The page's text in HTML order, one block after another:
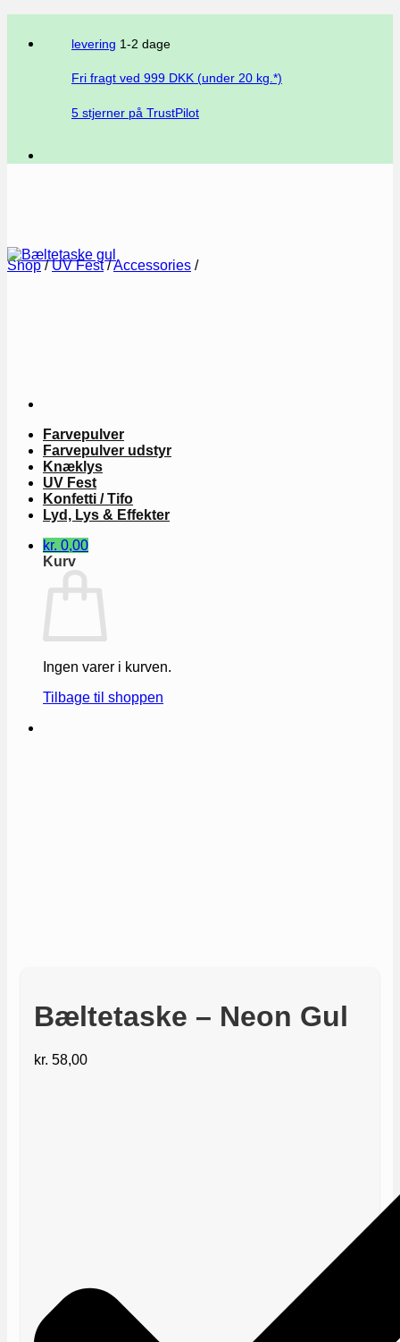
levering 1-2 dage
Fri fragt ved 999 DKK (under 20 kg.*)
5 stjerner på TrustPilot
Farvepulver
Farvepulver udstyr
Knæklys
UV Fest
Konfetti / Tifo
Lyd, Lys & Effekter
kr. 0,00
Kurv
Ingen varer i kurven.
Tilbage til shoppen
Shop / UV Fest /Accessories /
Bæltetaske – Neon Gul
kr. 58,00